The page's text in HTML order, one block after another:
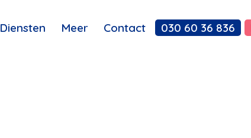
Diensten Meer Contact 030 60 36 836